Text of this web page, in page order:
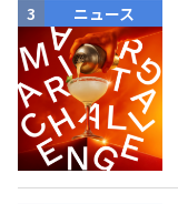
ニュース